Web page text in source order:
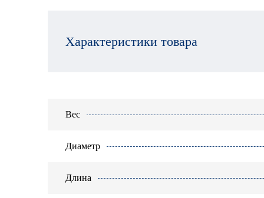
Характеристики товара
Вес
Диаметр
Длина